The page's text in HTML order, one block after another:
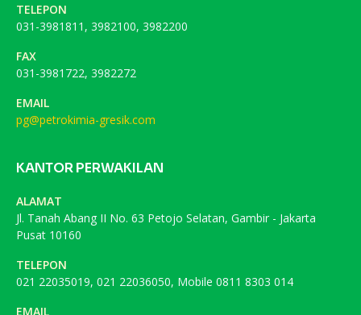
TELEPON
031-3981811, 3982100, 3982200
FAX
031-3981722, 3982272
EMAIL
pg@petrokimia-gresik.com
KANTOR PERWAKILAN
ALAMAT
Jl. Tanah Abang II No. 63 Petojo Selatan, Gambir - Jakarta
Pusat 10160
TELEPON
021 22035019, 021 22036050, Mobile 0811 8303 014
EMAIL